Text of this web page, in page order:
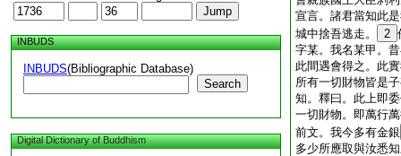
INBUDS
INBUDS(Bibliographic Database)
Search
Digital Dictionary of Buddhism
宣言。諸君當知此
城中捨吾逃走。
2
字某。我名某甲。
此間遇會得之。此
所有一切財物皆是
知。釋曰。此上即
一切財物。即萬行
前文。我今多有金銀
多少所應取與汝悉